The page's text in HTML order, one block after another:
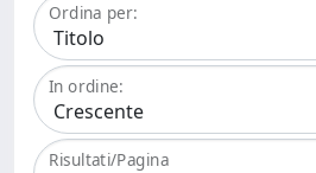
Ordina per:
In ordine:
Risultati/Pagina